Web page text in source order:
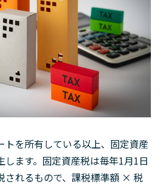
トを所有している以上、固定資産
ます。固定資産税は毎年1月1日
されるもので、課税標準額 × 税